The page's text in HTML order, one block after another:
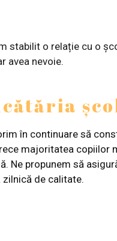
stabilit o relație cu o
avea nevoie.
în continuare să
majoritatea copiilor
Ne propunem să
zilnică de calitate.